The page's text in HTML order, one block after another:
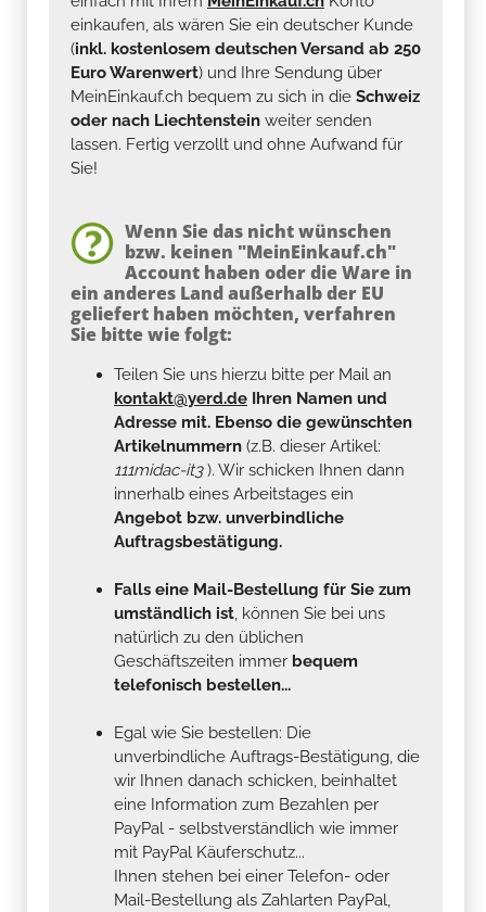
einkaufen, als wären Sie ein deutscher Kunde
(inkl. kostenlosem deutschen Versand ab 250
Euro Warenwert) und Ihre Sendung über
MeinEinkauf.ch bequem zu sich in die Schweiz
oder nach Liechtenstein weiter senden
lassen. Fertig verzollt und ohne Aufwand für
Sie!
Wenn Sie das nicht wünschen
bzw. keinen "MeinEinkauf.ch"
Account haben oder die Ware in
ein anderes Land außerhalb der EU
geliefert haben möchten, verfahren
Sie bitte wie folgt:
Teilen Sie uns hierzu bitte per Mail an
kontakt@yerd.de Ihren Namen und
Adresse mit. Ebenso die gewünschten
Artikelnummern (z.B. dieser Artikel:
111midac-it3). Wir schicken Ihnen dann
innerhalb eines Arbeitstages ein
Angebot bzw. unverbindliche
Auftragsbestätigung.
Falls eine Mail-Bestellung für Sie zum
umständlich ist, können Sie bei uns
natürlich zu den üblichen
Geschäftszeiten immer bequem
telefonisch bestellen...
Egal wie Sie bestellen: Die
unverbindliche Auftrags-Bestätigung, die
wir Ihnen danach schicken, beinhaltet
eine Information zum Bezahlen per
PayPal - selbstverständlich wie immer
mit PayPal Käuferschutz...
Ihnen stehen bei einer Telefon- oder
Mail-Bestellung als Zahlarten PayPal,